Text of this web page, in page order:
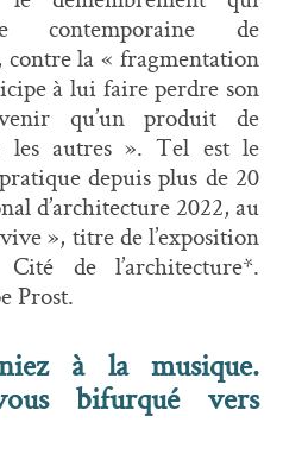
contemporaine de
contre la « fragmentation
à lui faire perdre son
qu’un produit de
les autres ». Tel est le
depuis plus de 20
d’architecture 2022, au
», titre de l’exposition
de l’architecture*.
Prost.
à la musique.
bifurqué vers